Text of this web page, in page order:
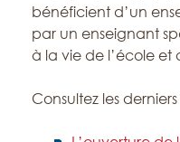
bénéficient d’un
par un enseignant
à la vie de l’école et
Consultez les